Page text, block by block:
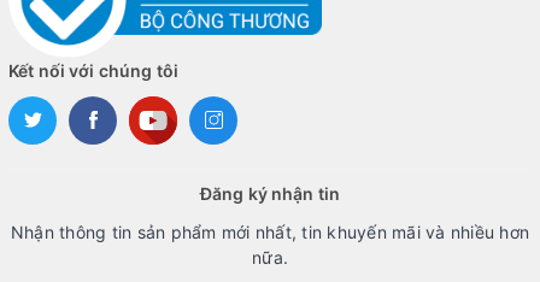
Kết nối với chúng tôi
Đăng ký nhận tin
Nhận thông tin sản phẩm mới nhất, tin khuyến mãi và nhiều hơn
nữa.